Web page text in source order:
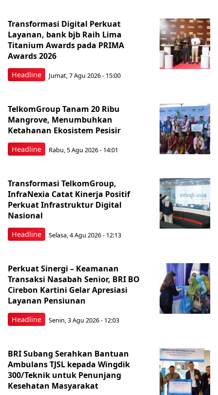
Headline
Transformasi Digital Perkuat
Layanan, bank bjb Raih Lima
Titanium Awards pada PRIMA
Awards 2026
Jumat, 7 Agu 2026 - 15:00
Headline
TelkomGroup Tanam 20 Ribu
Mangrove, Menumbuhkan
Ketahanan Ekosistem Pesisir
Rabu, 5 Agu 2026 - 14:01
Headline
Transformasi TelkomGroup,
InfraNexia Catat Kinerja Positif
Perkuat Infrastruktur Digital
Nasional
Selasa, 4 Agu 2026 - 12:13
Headline
Perkuat Sinergi – Keamanan
Transaksi Nasabah Senior, BRI BO
Cirebon Kartini Gelar Apresiasi
Layanan Pensiunan
Senin, 3 Agu 2026 - 12:03
BRI Subang Serahkan Bantuan
Ambulans TJSL kepada Wingdik
300/Teknik untuk Penunjang
Kesehatan Masyarakat ​